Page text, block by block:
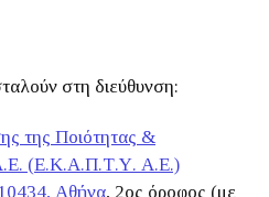
στη διεύθυνση:
της Ποιότητας &
Α.Ε. (Ε.Κ.Α.Π.Τ.Υ. Α.Ε.)
Αθήνα, 2ος όροφος (με